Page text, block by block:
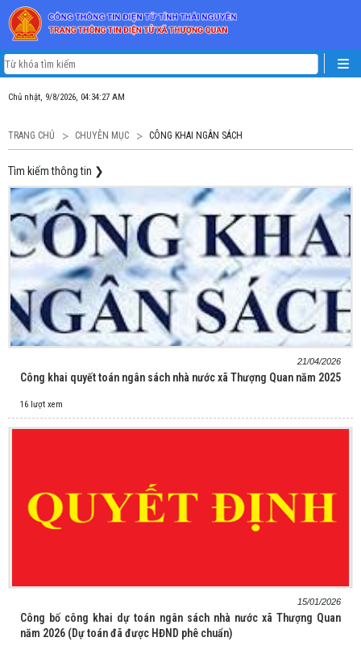
Chủ nhật, 9/8/2026, 04:34:28 AM
TRANG CHỦ CHUYÊN MỤC CÔNG KHAI NGÂN SÁCH
Tìm kiếm thông tin ❯
21/04/2026
Công khai quyết toán ngân sách nhà nước xã Thượng Quan năm 2025
16 lượt xem
15/01/2026
Công bố công khai dự toán ngân sách nhà nước xã Thượng Quan
năm 2026 (Dự toán đã được HĐND phê chuẩn)